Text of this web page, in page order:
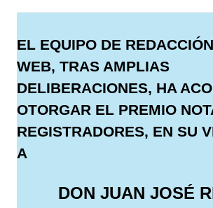
EL EQUIPO DE
WEB, TRAS AMPLIAS
DELIBERACIONES, HA
OTORGAR EL PREMIO
REGISTRADORES, EN SU
A
DON JUAN JOSÉ